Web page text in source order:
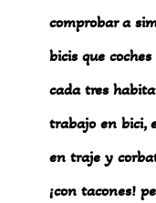
comprobar a
bicis que
cada tres
trabajo en bici,
en traje y
¡con tacones!